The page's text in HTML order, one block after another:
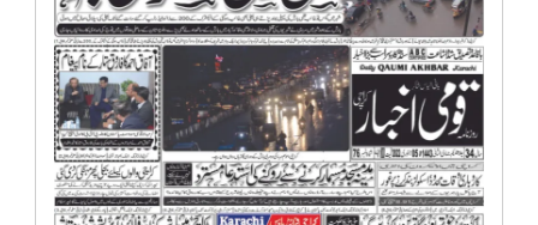
بین
الاقوامی
خبریں
انٹرٹینمنٹ